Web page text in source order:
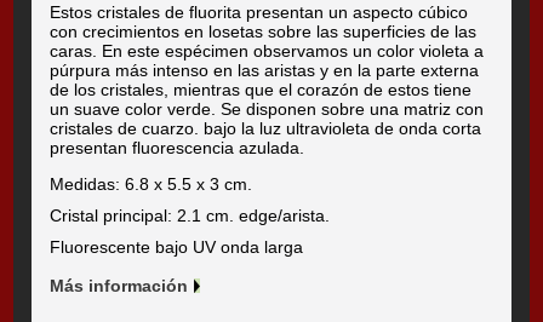
Estos cristales de fluorita presentan un aspecto cúbico
con crecimientos en losetas sobre las superficies de las
caras. En este espécimen observamos un color violeta a
púrpura más intenso en las aristas y en la parte externa
de los cristales, mientras que el corazón de estos tiene
un suave color verde. Se disponen sobre una matriz con
cristales de cuarzo. bajo la luz ultravioleta de onda corta
presentan fluorescencia azulada.
Medidas: 6.8 x 5.5 x 3 cm.
Cristal principal: 2.1 cm. edge/arista.
Fluorescente bajo UV onda larga
Más información